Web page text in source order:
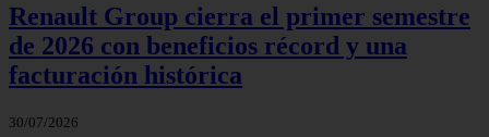
Renault Group cierra el primer semestre
de 2026 con beneficios récord y una
facturación histórica
30/07/2026